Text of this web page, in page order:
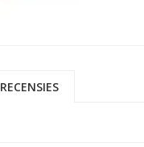
RECENSIES